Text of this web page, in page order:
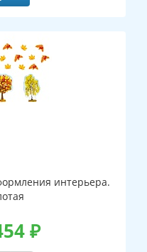
интерьера.
₽